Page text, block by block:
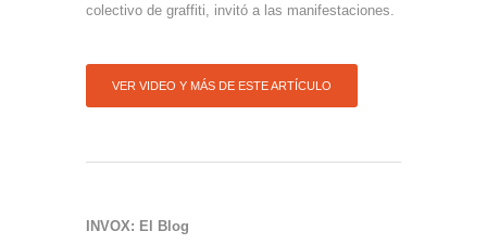
colectivo de graffiti, invitó a las manifestaciones.
VER VIDEO Y MÁS DE ESTE ARTÍCULO
INVOX: El Blog